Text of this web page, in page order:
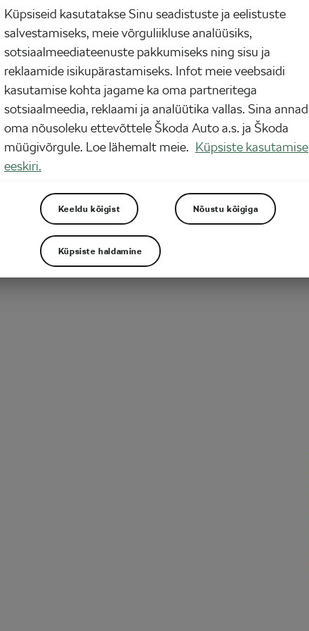
võivad olla suurks kasuks nii ratturitele kui autodele, kuid kõik sõltub sellest,
paigutatakse. Uus uurimus pakub andmetel põhinevat valemit, mis aitab
rattateede optimaalse asukoha. See võib vähendada ummikuid,
heitmeid ning saada rohkem inimesi valima ratast jätkusuutliku
Andmetel põhinev…
Küpsiseid kasutatakse Sinu seadistuste ja eelistuste
salvestamiseks, meie võrguliikluse analüüsiks,
sotsiaalmeediateenuste pakkumiseks ning sisu ja
reklaamide isikupärastamiseks. Infot meie veebsaidi
kasutamise kohta jagame ka oma partneritega
sotsiaalmeedia, reklaami ja analüütika vallas. Sina annad
oma nõusoleku ettevõttele Škoda Auto a.s. ja Škoda
müügivõrgule. Loe lähemalt meie. Küpsiste kasutamise
eeskiri.
Keeldu kõigist Nõustu kõigiga
Küpsiste haldamine